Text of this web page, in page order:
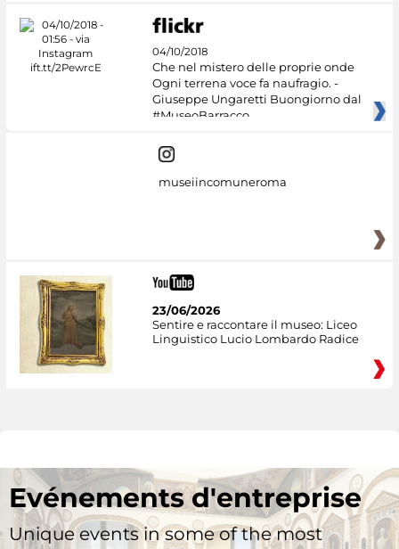
04/10/2018
Che nel mistero delle proprie onde
Ogni terrena voce fa naufragio. -
Giuseppe Ungaretti Buongiorno dal
#MuseoBarracco
museiincomuneroma
23/06/2026
Sentire e raccontare il museo: Liceo
Linguistico Lucio Lombardo Radice
Evénements d'entreprise
Unique events in some of the most